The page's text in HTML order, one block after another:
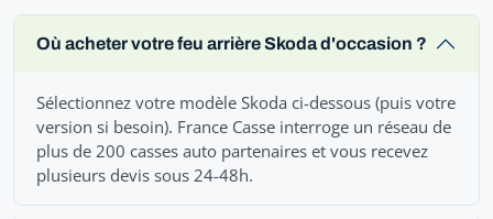
Où acheter votre feu arrière Skoda d'occasion ?
Sélectionnez votre modèle Skoda ci-dessous (puis votre
version si besoin). France Casse interroge un réseau de
plus de 200 casses auto partenaires et vous recevez
plusieurs devis sous 24-48h.